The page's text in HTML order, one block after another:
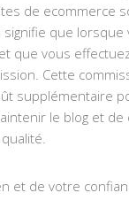
de ecommerce
signifie que lorsque
que vous
Cette
supplémentaire
le blog et de
et de votre